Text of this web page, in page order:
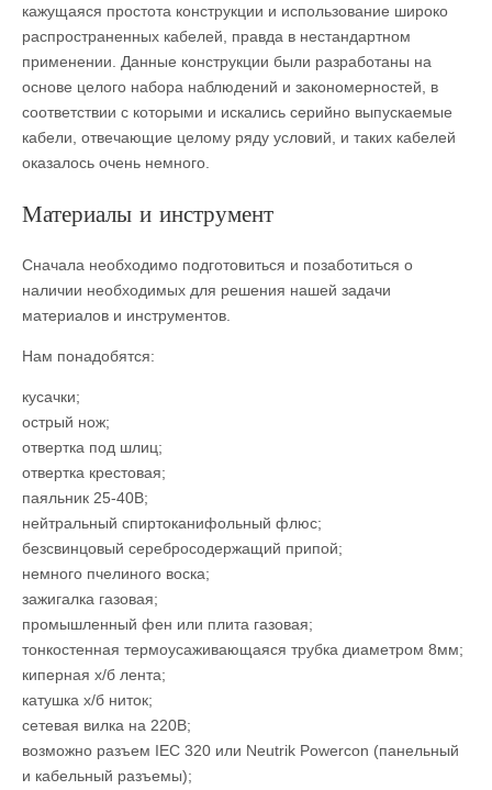
кажущаяся простота конструкции и использование широко
распространенных кабелей, правда в нестандартном
применении. Данные конструкции были разработаны на
основе целого набора наблюдений и закономерностей, в
соответствии с которыми и искались серийно выпускаемые
кабели, отвечающие целому ряду условий, и таких кабелей
оказалось очень немного.
Материалы и инструмент
Сначала необходимо подготовиться и позаботиться о
наличии необходимых для решения нашей задачи
материалов и инструментов.
Нам понадобятся:
кусачки;
острый нож;
отвертка под шлиц;
отвертка крестовая;
паяльник 25-40В;
нейтральный спиртоканифольный флюс;
безсвинцовый серебросодержащий припой;
немного пчелиного воска;
зажигалка газовая;
промышленный фен или плита газовая;
тонкостенная термоусаживающаяся трубка диаметром 8мм;
киперная х/б лента;
катушка х/б ниток;
сетевая вилка на 220В;
возможно разъем IEC 320 или Neutrik Powercon (панельный
и кабельный разъемы);